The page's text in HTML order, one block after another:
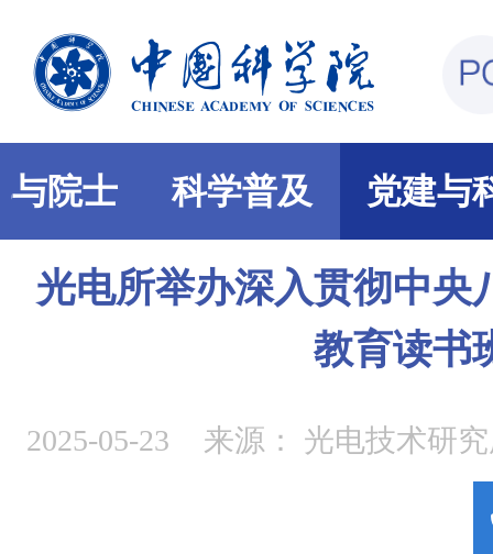
与院士 科学普及 党建与
光电所举办深入贯彻中央
教育读书
2025-05-23 来源： 光电技术研